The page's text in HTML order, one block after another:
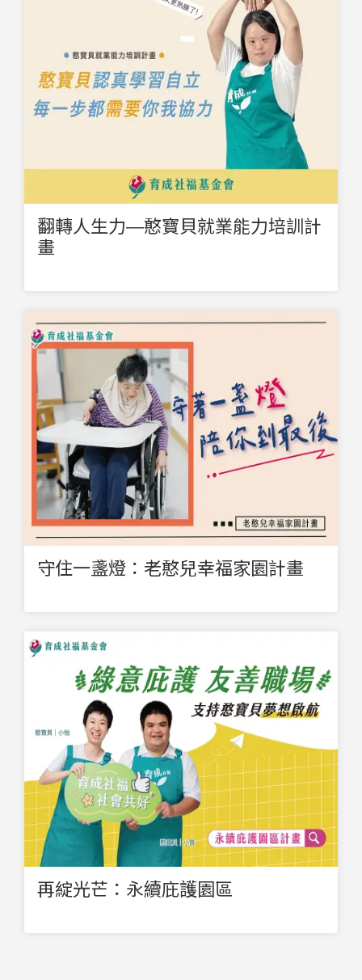
翻轉人生力—憨寶貝就業能力培訓計
畫
守住一盞燈：老憨兒幸福家園計畫
再綻光芒：永續庇護園區